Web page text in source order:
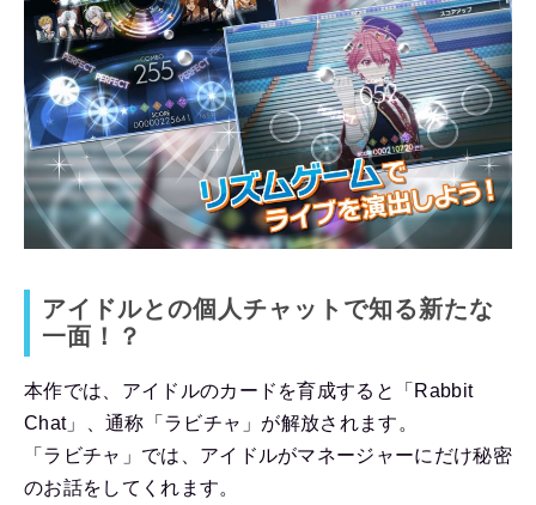
アイドルとの個人チャットで知る新たな
一面！？
本作では、アイドルのカードを育成すると「Rabbit
Chat」、通称「ラビチャ」が解放されます。
「ラビチャ」では、アイドルがマネージャーにだけ秘密
のお話をしてくれます。